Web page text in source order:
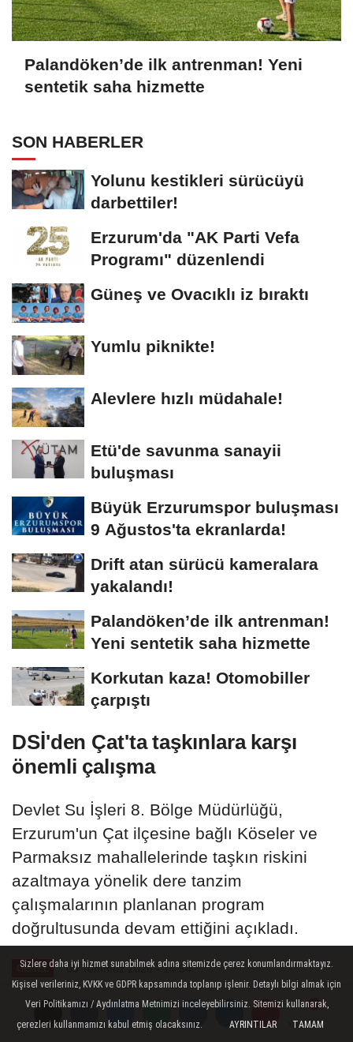
Yorumlar
Palandöken’de ilk antrenman! Yeni
sentetik saha hizmette
SON HABERLER
Yolunu kestikleri sürücüyü
darbettiler!
Erzurum'da "AK Parti Vefa
Programı" düzenlendi
Güneş ve Ovacıklı iz bıraktı
Yumlu piknikte!
Alevlere hızlı müdahale!
Etü'de savunma sanayii
buluşması
Büyük Erzurumspor buluşması
9 Ağustos'ta ekranlarda!
Drift atan sürücü kameralara
yakalandı!
Palandöken’de ilk antrenman!
Yeni sentetik saha hizmette
Korkutan kaza! Otomobiller
çarpıştı
DSİ'den Çat'ta taşkınlara karşı
önemli çalışma
Devlet Su İşleri 8. Bölge Müdürlüğü,
Erzurum'un Çat ilçesine bağlı Köseler ve
Parmaksız mahallelerinde taşkın riskini
azaltmaya yönelik dere tanzim
çalışmalarının planlanan program
doğrultusunda devam ettiğini açıkladı.
GENEL 05 Temmuz 2026 - 14:54
Yorumlar
A
Büyüt
A
Küçült
Sizlere daha iyi hizmet sunabilmek adına sitemizde çerez konumlandırmaktayız.
Kişisel verileriniz, KVKK ve GDPR kapsamında toplanıp işlenir. Detaylı bilgi almak için
Veri Politikamızı / Aydınlatma Metnimizi inceleyebilirsiniz. Sitemizi kullanarak,
çerezleri kullanmamızı kabul etmiş olacaksınız.
AYRINTILAR TAMAM